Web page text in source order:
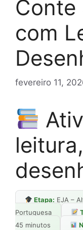
Conte
com
fevereiro 11,
Etapa: EJA –
Portuguesa
45 minutos